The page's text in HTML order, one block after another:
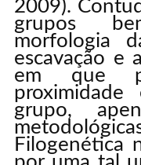
2009).
grupos
morfologia
escavação e
em que
grupo,
Filogenética